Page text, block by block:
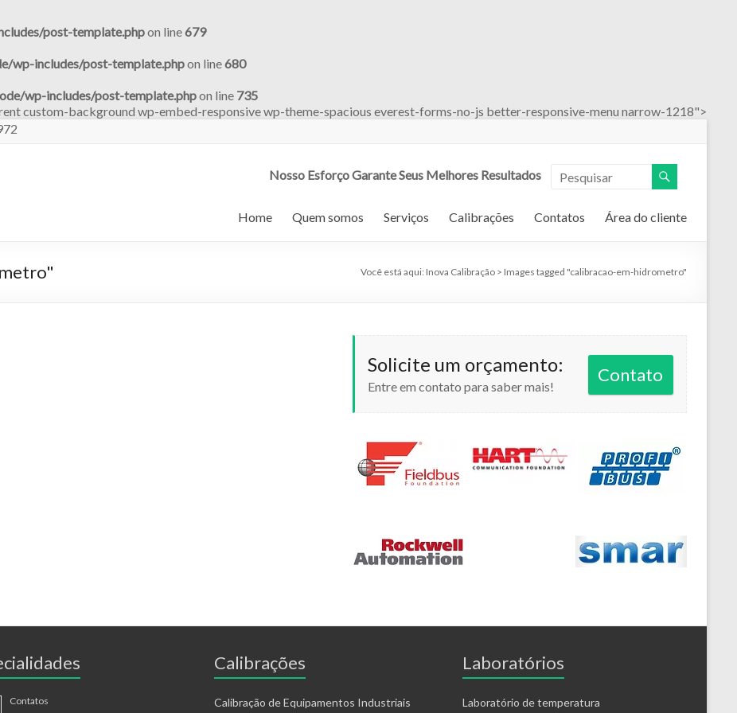
post-template.phpon line679
wp-includes/post-template.phpon line680
wp-includes/post-template.phpon line 735
custom-background wp-embed-responsive wp-theme-spacious everest-forms-no-js better-responsive-menu narrow-1218">
Nosso Esforço Garante Seus Melhores Resultados
Home Quem somos Serviços Calibrações Contatos Área do cliente
Você está aqui: Inova Calibração > Images tagged "calibracao-em-hidrometro"
Solicite um orçamento:
Entre em contato para saber mais!
Contato
Contatos
Calibrações
Calibração de Equipamentos Industriais
Laboratórios
Laboratório de temperatura